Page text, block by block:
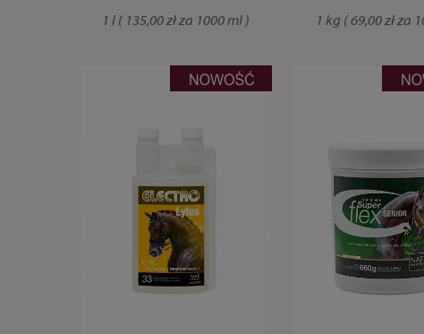
1 l ( 135,00 zł za 1000 ml ) 1 kg ( 69,00 zł za